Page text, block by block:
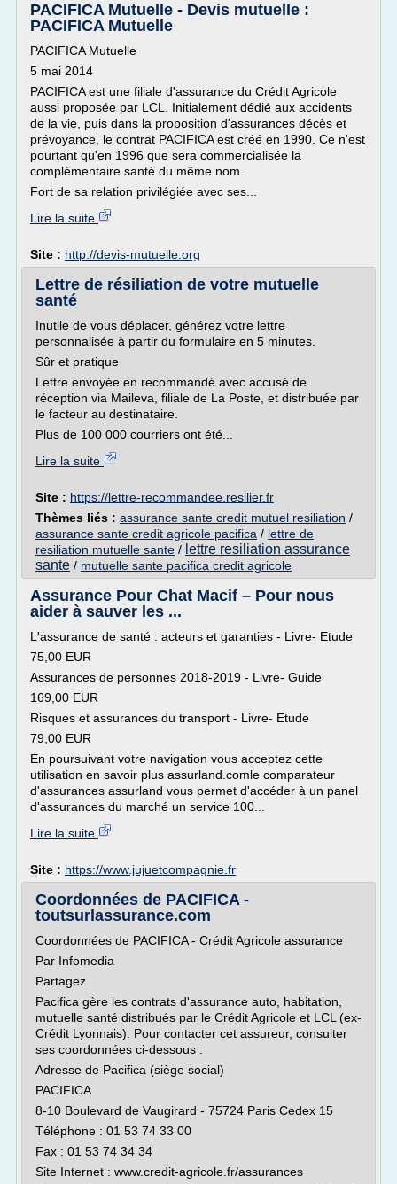
PACIFICA Mutuelle - Devis mutuelle :
PACIFICA Mutuelle
PACIFICA Mutuelle
5 mai 2014
PACIFICA est une filiale d'assurance du Crédit Agricole
aussi proposée par LCL. Initialement dédié aux accidents
de la vie, puis dans la proposition d'assurances décès et
prévoyance, le contrat PACIFICA est créé en 1990. Ce n'est
pourtant qu'en 1996 que sera commercialisée la
complémentaire santé du même nom.
Fort de sa relation privilégiée avec ses...
Lire la suite
Site : http://devis-mutuelle.org
Lettre de résiliation de votre mutuelle
santé
Inutile de vous déplacer, générez votre lettre
personnalisée à partir du formulaire en 5 minutes.
Sûr et pratique
Lettre envoyée en recommandé avec accusé de
réception via Maileva, filiale de La Poste, et distribuée par
le facteur au destinataire.
Plus de 100 000 courriers ont été...
Lire la suite
Site : https://lettre-recommandee.resilier.fr
Thèmes liés : assurance sante credit mutuel resiliation /
assurance sante credit agricole pacifica / lettre de
resiliation mutuelle sante / lettre resiliation assurance
sante / mutuelle sante pacifica credit agricole
Assurance Pour Chat Macif – Pour nous
aider à sauver les ...
L'assurance de santé : acteurs et garanties - Livre- Etude
75,00 EUR
Assurances de personnes 2018-2019 - Livre- Guide
169,00 EUR
Risques et assurances du transport - Livre- Etude
79,00 EUR
En poursuivant votre navigation vous acceptez cette
utilisation en savoir plus assurland.comle comparateur
d'assurances assurland vous permet d'accéder à un panel
d'assurances du marché un service 100...
Lire la suite
Site : https://www.jujuetcompagnie.fr
Coordonnées de PACIFICA -
toutsurlassurance.com
Coordonnées de PACIFICA - Crédit Agricole assurance
Par Infomedia
Partagez
Pacifica gère les contrats d'assurance auto, habitation,
mutuelle santé distribués par le Crédit Agricole et LCL (ex-
Crédit Lyonnais). Pour contacter cet assureur, consulter
ses coordonnées ci-dessous :
Adresse de Pacifica (siège social)
PACIFICA
8-10 Boulevard de Vaugirard - 75724 Paris Cedex 15
Téléphone : 01 53 74 33 00
Fax : 01 53 74 34 34
Site Internet : www.credit-agricole.fr/assurances